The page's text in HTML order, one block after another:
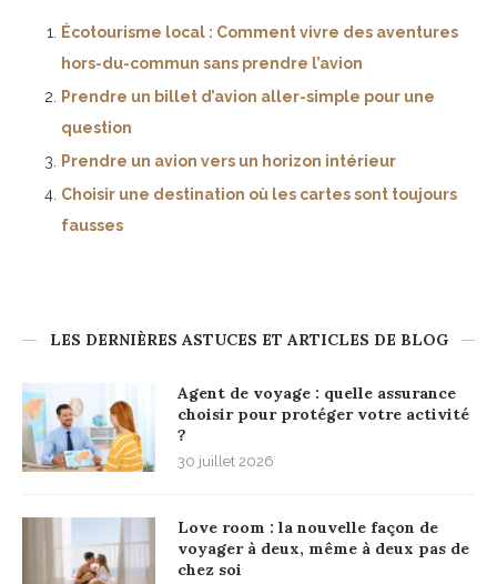
Écotourisme local : Comment vivre des aventures
hors-du-commun sans prendre l’avion
Prendre un billet d’avion aller-simple pour une
question
Prendre un avion vers un horizon intérieur
Choisir une destination où les cartes sont toujours
fausses
LES DERNIÈRES ASTUCES ET ARTICLES DE BLOG
Agent de voyage : quelle assurance
choisir pour protéger votre activité
?
30 juillet 2026
Love room : la nouvelle façon de
voyager à deux, même à deux pas de
chez soi